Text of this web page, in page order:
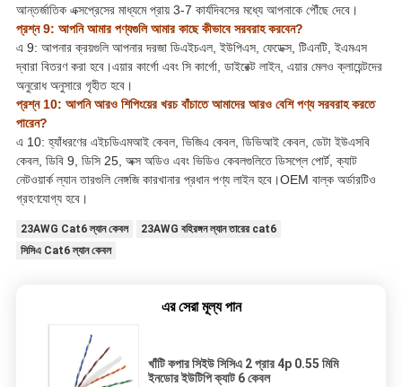
আন্তর্জাতিক এক্সপ্রেসের মাধ্যমে প্রায় 3-7 কার্যদিবসের মধ্যে আপনাকে পৌঁছে দেবে।
প্রশ্ন 9: আপনি আমার পণ্যগুলি আমার কাছে কীভাবে সরবরাহ করবেন?
এ 9: আপনার ক্রয়গুলি আপনার দরজা ডিএইচএল, ইউপিএস, ফেডেক্স, টিএনটি, ইএমএস
দ্বারা বিতরণ করা হবে।এয়ার কার্গো এবং সি কার্গো, ডাইরেক্ট লাইন, এয়ার মেলও ক্লায়েন্টদের
অনুরোধ অনুসারে গৃহীত হবে।
প্রশ্ন 10: আপনি আরও শিপিংয়ের খরচ বাঁচাতে আমাদের আরও বেশি পণ্য সরবরাহ করতে
পারেন?
এ 10: হ্যাঁধরণের এইচডিএমআই কেবল, ভিজিএ কেবল, ডিভিআই কেবল, ডেটা ইউএসবি
কেবল, ডিবি 9, ডিসি 25, অক্স অডিও এবং ভিডিও কেবলগুলিতে ডিসপ্লে পোর্ট, ক্যাট
নেটওয়ার্ক ল্যান তারগুলি নেঙ্গজি কারখানার প্রধান পণ্য লাইন হবে।OEM বাল্ক অর্ডারটিও
গ্রহণযোগ্য হবে।
23AWG Cat6 ল্যান কেবল
23AWG বহিরঙ্গন ল্যান তারের cat6
সিসিএ Cat6 ল্যান কেবল
এর সেরা মূল্য পান
খাঁটি কপার সিইউ সিসিএ 2 প্রার 4p 0.55 মিমি
ইনডোর ইউটিপি ক্যাট 6 কেবল